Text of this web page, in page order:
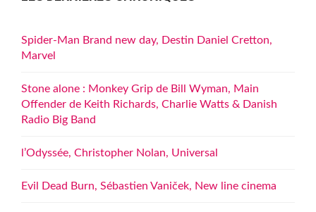
Spider-Man Brand new day, Destin Daniel Cretton,
Marvel
Stone alone : Monkey Grip de Bill Wyman, Main
Offender de Keith Richards, Charlie Watts & Danish
Radio Big Band
l’Odyssée, Christopher Nolan, Universal
Evil Dead Burn, Sébastien Vaniček, New line cinema